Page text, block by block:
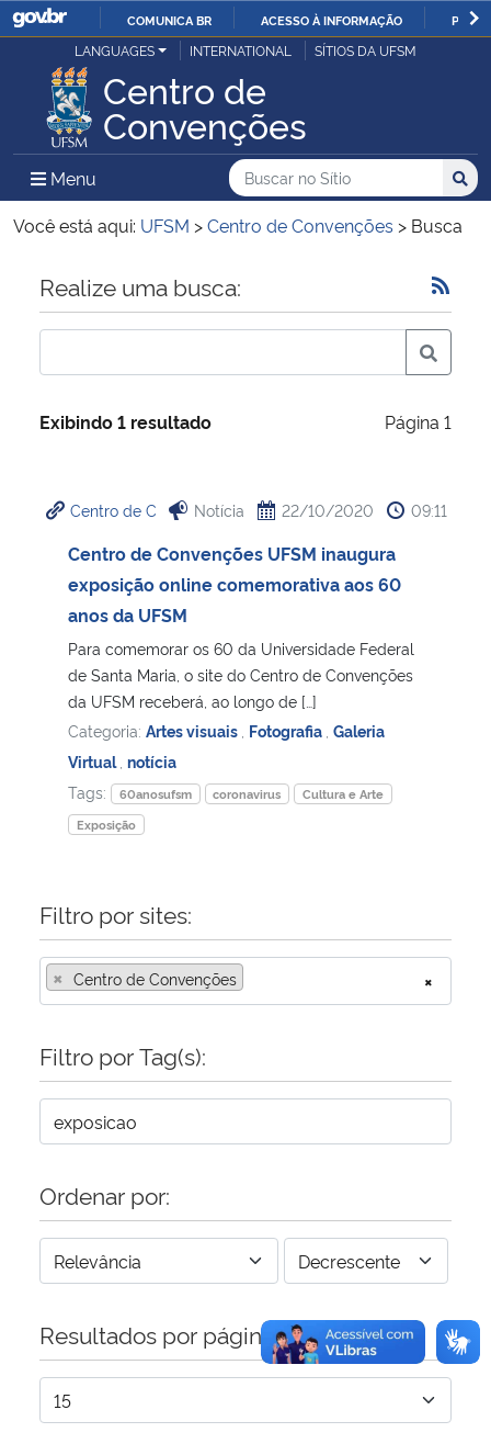
IR
PARA
O
CONTEÚDO
COMUNICA BR ACESSO À INFORMAÇÃO
Ministério da Justiça e Segurança Pública
Ministério da Defesa
Ministério das Relações Exteriores
Ministério da Economia
Ministério da Infraestrutura
Ministério da Cidadania
Ministério de Minas e Energia
Ministério da Ciência, Tecnologia, Inovações e Comunicações
Ministério do Meio Ambiente
Ministério do Turismo
Controladoria-Geral da União
Ministério da Mulher, da Família e dos Direitos Humanos
Gabinete de Segurança Institucional
Advocacia-Geral da União
Banco Central do Brasil
Planalto
LANGUAGES INTERNATIONAL SÍTIOS DA UFSM
Centro de
Convenções
Menu Menu Principal do Sítio
Busca
Buscar no no Sítio
Busca:
Você está aqui: UFSM >Centro de Convenções > Busca
Início do conteúdo
Realize uma busca:
Exibindo 1 resultado Página 1
Centro de C Notícia 22/10/2020 09:11
Centro de Convenções UFSM inaugura
exposição online comemorativa aos 60
anos da UFSM
Para comemorar os 60 da Universidade Federal
de Santa Maria, o site do Centro de Convenções
da UFSM receberá, ao longo de […]
Categoria: Artes visuais Fotografia Galeria
Virtual notícia
Tags:
60anosufsm coronavirus
Cultura e Arte
Exposição
Filtro por sites:
×
× Centro de Convenções
Filtro por Tag(s):
Ordenar por:
Resultados por página: